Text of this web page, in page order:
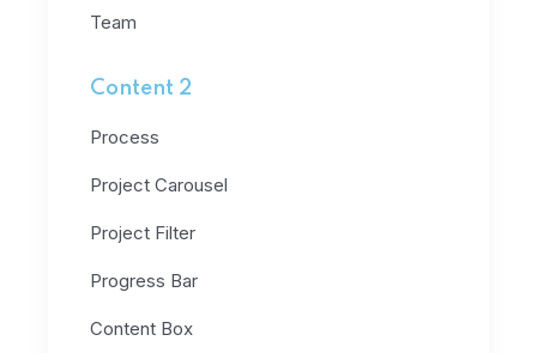
Team
Content 2
Process
Project Carousel
Project Filter
Progress Bar
Content Box